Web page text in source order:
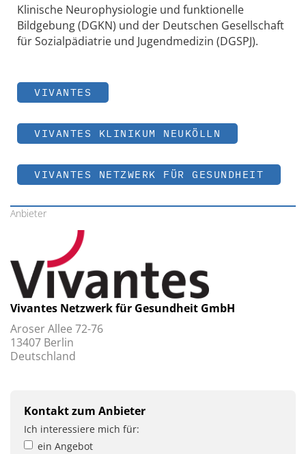
Klinische Neurophysiologie und funktionelle
Bildgebung (DGKN) und der Deutschen Gesellschaft
für Sozialpädiatrie und Jugendmedizin (DGSPJ).
VIVANTES
VIVANTES KLINIKUM NEUKÖLLN
VIVANTES NETZWERK FÜR GESUNDHEIT
Anbieter
Vivantes Netzwerk für Gesundheit GmbH
Aroser Allee 72-76
13407 Berlin
Deutschland
Kontakt zum Anbieter
Ich interessiere mich für:
ein Angebot